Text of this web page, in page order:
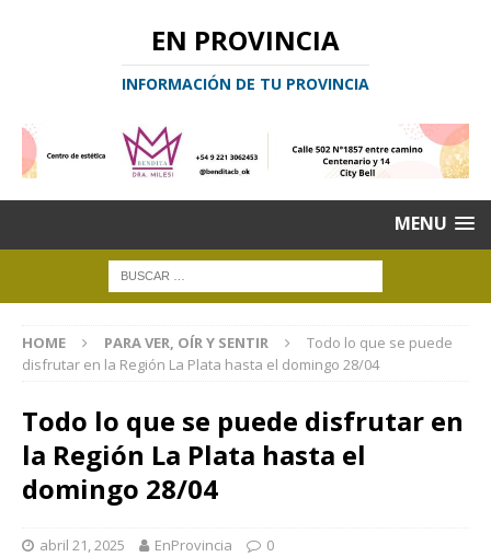
EN PROVINCIA
INFORMACIÓN DE TU PROVINCIA
MENU
HOME PARA VER, OÍR Y SENTIR
Todo lo que se puede
disfrutar en la Región La Plata hasta el domingo 28/04
Todo lo que se puede disfrutar en
la Región La Plata hasta el
domingo 28/04
abril 21, 2025 EnProvincia 0